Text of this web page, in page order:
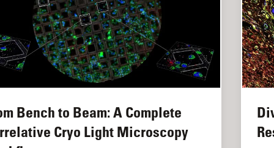
Bench to Beam: A Complete
Cryo Light Microscopy